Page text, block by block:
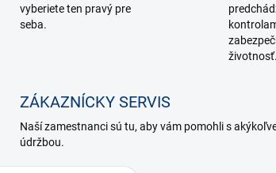
vyberiete ten pravý pre
seba.
životnosť.
ZÁKAZNÍCKY SERVIS
Naší zamestnanci sú tu, aby vám pomohli s
údržbou.